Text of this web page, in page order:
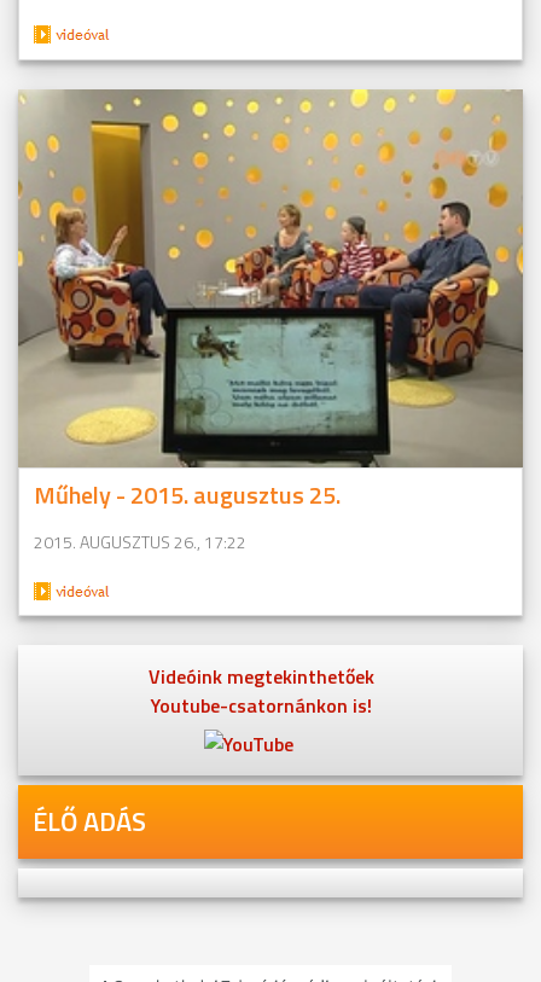
Műhely - 2015. augusztus 25.
2015. AUGUSZTUS 26., 17:22
Videóink megtekinthetőek
Youtube-csatornánkon is!
ÉLŐ ADÁS